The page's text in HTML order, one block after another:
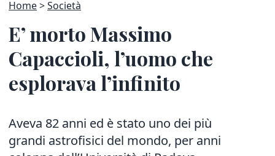
Home Società
E’ morto Massimo
Capaccioli, l’uomo che
esplorava l’infinito
Aveva 82 anni ed è stato uno dei più
grandi astrofisici del mondo, per anni